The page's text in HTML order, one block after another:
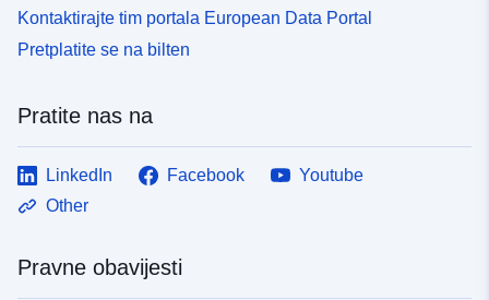
Kontaktirajte tim portala European Data Portal
Pretplatite se na bilten
Pratite nas na
LinkedIn Facebook
Youtube
Other
Pravne obavijesti